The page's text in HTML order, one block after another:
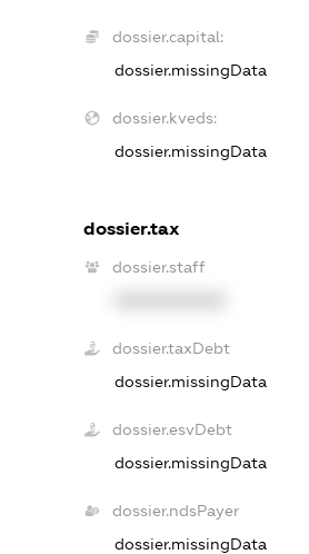
dossier.capital:
dossier.missingData
dossier.kveds:
dossier.missingData
dossier.tax
dossier.staff
dossier.taxDebt
dossier.missingData
dossier.esvDebt
dossier.missingData
dossier.ndsPayer
dossier.missingData